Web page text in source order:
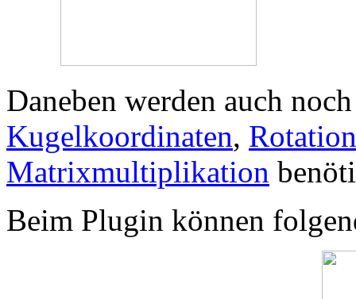
Daneben werden auch
Kugelkoordinaten,
Matrixmultiplikation
Beim Plugin können